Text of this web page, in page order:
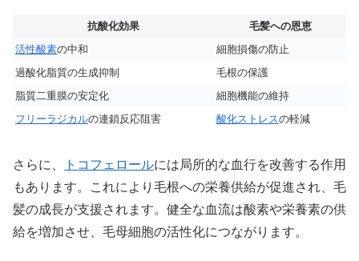
抗酸化効果
毛髪への恩恵
活性酸素の中和
細胞損傷の防止
過酸化脂質の生成抑制
毛根の保護
脂質二重膜の安定化
細胞機能の維持
フリーラジカルの連鎖反応阻害 酸化ストレスの軽減
さらに、 トコフェロールには局所的な血行を改善する作用
もあります。これにより毛根への栄養供給が促進され、毛
髪の成長が支援されます。健全な血流は酸素や栄養素の供
給を増加させ、毛母細胞の活性化につながります。